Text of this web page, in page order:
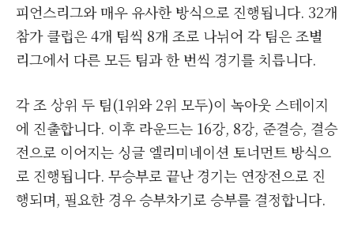
피언스리그와 매우 유사한 방식으로 진행됩니다. 32개
참가 클럽은 4개 팀씩 8개 조로 나뉘어 각 팀은 조별
리그에서 다른 모든 팀과 한 번씩 경기를 치릅니다.
각 조 상위 두 팀(1위와 2위 모두)이 녹아웃 스테이지
에 진출합니다. 이후 라운드는 16강, 8강, 준결승, 결승
전으로 이어지는 싱글 엘리미네이션 토너먼트 방식으
로 진행됩니다. 무승부로 끝난 경기는 연장전으로 진
행되며, 필요한 경우 승부차기로 승부를 결정합니다.